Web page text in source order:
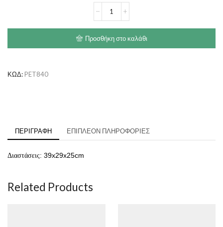
Κουνελιού
Προσθήκη στο καλάθι
ΚΩΔ: PET840
ΠΕΡΙΓΡΑΦΉ ΕΠΙΠΛΈΟΝ ΠΛΗΡΟΦΟΡΊΕΣ
Διαστάσεις: 39x29x25cm
Related Products